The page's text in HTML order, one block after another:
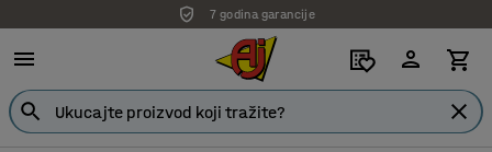
7 godina garancije